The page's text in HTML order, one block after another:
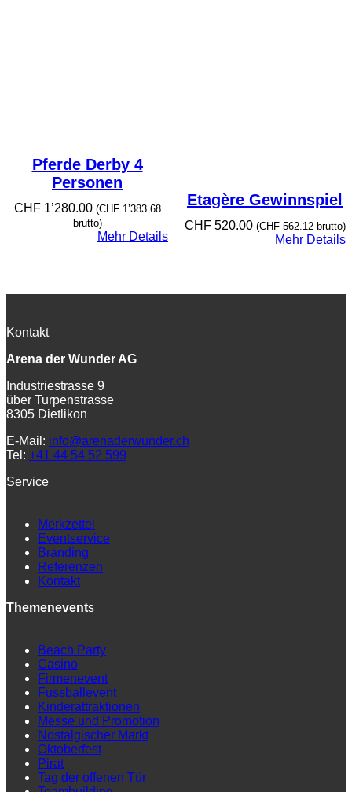
Pferde Derby 4
Personen
CHF1’280.00 (CHF1’383.68
brutto)
Mehr Details
Etagère Gewinnspiel
CHF520.00 (CHF562.12brutto)
Mehr Details
Kontakt
Arena der Wunder AG
Industriestrasse 9
über Turpenstrasse
8305 Dietlikon
E-Mail: info@arenaderwunder.ch
Tel: +41 44 54 52 599
Service
Merkzettel
Eventservice
Branding
Referenzen
Kontakt
Themenevents
Beach Party
Casino
Firmenevent
Fussballevent
Kinderattraktionen
Messe und Promotion
Nostalgischer Markt
Oktoberfest
Pirat
Tag der offenen Tür